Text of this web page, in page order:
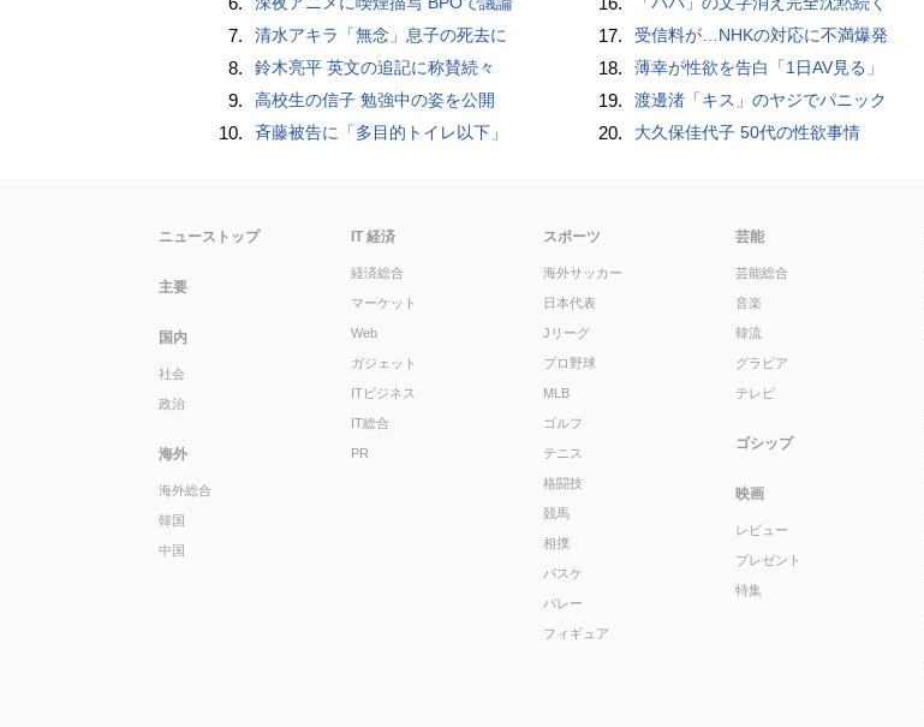
7. 清水アキラ「無念」息子の死去に
8. 鈴木亮平 英文の追記に称賛続々
9. 高校生の信子 勉強中の姿を公開
10. 斉藤被告に「多目的トイレ以下」
17. 受信料が…NHKの対応に不満爆発
18. 薄幸が性欲を告白「1日AV見る」
19. 渡邊渚「キス」のヤジでパニック
20. 大久保佳代子 50代の性欲事情
ニューストップ
主要
国内
社会
政治
海外
海外総合
韓国
中国
IT 経済
経済総合
マーケット
Web
ガジェット
ITビジネス
IT総合
PR
スポーツ
海外サッカー
日本代表
Jリーグ
プロ野球
MLB
ゴルフ
テニス
格闘技
競馬
相撲
バスケ
バレー
フィギュア
芸能
芸能総合
音楽
韓流
グラビア
テレビ
ゴシップ
映画
レビュー
プレゼント
特集